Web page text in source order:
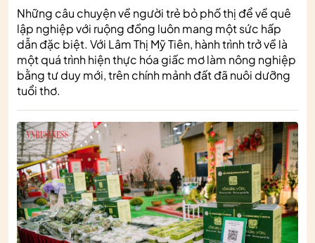
Những câu chuyện về người trẻ bỏ phố thị để về quê
lập nghiệp với ruộng đồng luôn mang một sức hấp
dẫn đặc biệt. Với Lâm Thị Mỹ Tiên, hành trình trở về là
một quá trình hiện thực hóa giấc mơ làm nông nghiệp
bằng tư duy mới, trên chính mảnh đất đã nuôi dưỡng
tuổi thơ.